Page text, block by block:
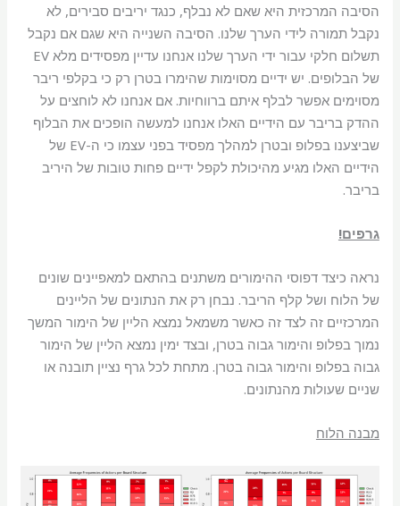
הסיבה המרכזית היא שאם לא נבלף, כנגד יריבים סבירים, לא
נקבל תמורה לידי הערך שלנו. הסיבה השנייה היא שגם אם נקבל
תשלום חלקי עבור ידי הערך שלנו אנחנו עדיין מפסידים מלא EV
של הבלופים. יש ידיים מסוימות שהימרו בטרן רק כי בקלפי ריבר
מסוימים אפשר לבלף איתם ברווחיות. אם אנחנו לא לוחצים על
ההדק בריבר עם הידיים האלו אנחנו למעשה הופכים את הבלוף
שביצענו בפלופ ובטרן למהלך מפסיד בפני עצמו כי ה-EV של
הידיים האלו מגיע מהיכולת לקפל ידיים פחות טובות של היריב
בריבר.
גרפים!
נראה כיצד דפוסי ההימורים משתנים בהתאם למאפיינים שונים
של הלוח ושל קלף הריבר. נבחן רק את הנתונים של הליינים
המרכזיים זה לצד זה כאשר משמאל נמצא הליין של הימור המשך
נמוך בפלופ והימור גבוה בטרן, ובצד ימין נמצא הליין של הימור
גבוה בפלופ והימור גבוה בטרן. מתחת לכל גרף נציין תובנה או
שניים שעולות מהנתונים.
מבנה הלוח